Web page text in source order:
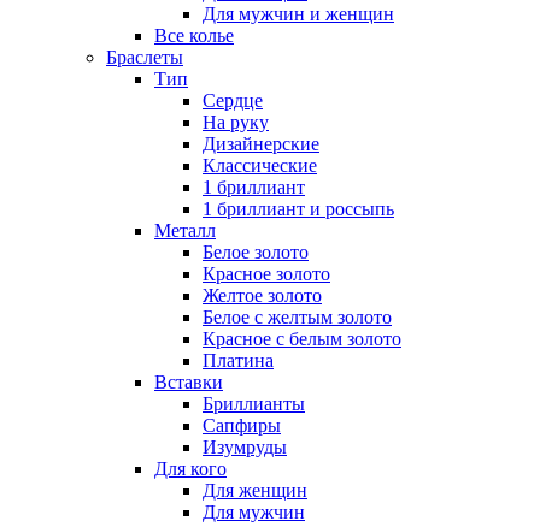
Для мужчин и женщин
Все колье
Браслеты
Тип
Сердце
На руку
Дизайнерские
Классические
1 бриллиант
1 бриллиант и россыпь
Металл
Белое золото
Красное золото
Желтое золото
Белое с желтым золото
Красное с белым золото
Платина
Вставки
Бриллианты
Сапфиры
Изумруды
Для кого
Для женщин
Для мужчин